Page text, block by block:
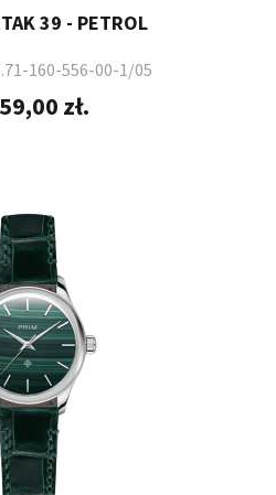
39 - PETROL
160-556-00-1/05
zł.